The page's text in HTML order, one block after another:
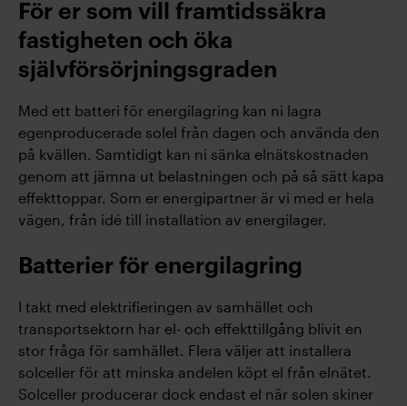
För er som vill framtidssäkra
fastigheten och öka
självförsörjningsgraden
Med ett batteri för energilagring kan ni lagra
egenproducerade solel från dagen och använda den
på kvällen. Samtidigt kan ni sänka elnätskostnaden
genom att jämna ut belastningen och på så sätt kapa
effekttoppar. Som er energipartner är vi med er hela
vägen, från idé till installation av energilager.
Batterier för energilagring
I takt med elektrifieringen av samhället och
transportsektorn har el- och effekttillgång blivit en
stor fråga för samhället. Flera väljer att installera
solceller för att minska andelen köpt el från elnätet.
Solceller producerar dock endast el när solen skiner